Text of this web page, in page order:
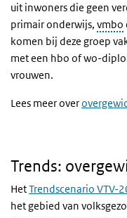
uit inwoners die geen
primair onderwijs, vmbo
komen bij deze groep
met een hbo of wo-
vrouwen.
Lees meer over
Trends:
HetTrendscenario VTV-
het gebied van